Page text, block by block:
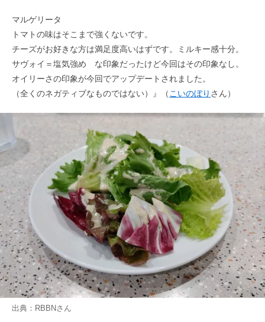
マルゲリータ
トマトの味はそこまで強くないです。
チーズがお好きな方は満足度高いはずです。ミルキー感十分。
サヴォイ＝塩気強め な印象だったけど今回はその印象なし。
オイリーさの印象が今回でアップデートされました。
（全くのネガティブなものではない）』（ こいのぼり さん）
出典： RBBNさん